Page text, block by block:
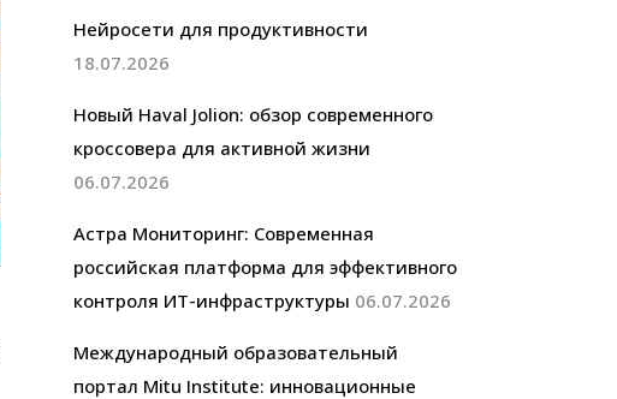
Нейросети для продуктивности
18.07.2026
Новый Haval Jolion: обзор современного
кроссовера для активной жизни
06.07.2026
Астра Мониторинг: Современная
российская платформа для эффективного
контроля ИТ-инфраструктуры 06.07.2026
Международный образовательный
портал Mitu Institute: инновационные